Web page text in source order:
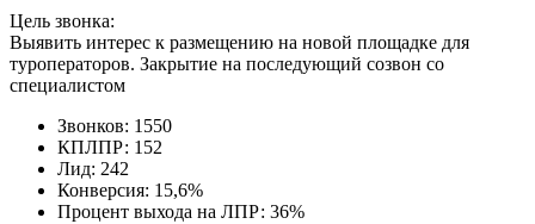
Цель звонка:
Выявить интерес к размещению на новой площадке для
туроператоров. Закрытие на последующий созвон со
специалистом
Звонков: 1550
КПЛПР: 152
Лид: 242
Конверсия: 15,6%
Процент выхода на ЛПР: 36%